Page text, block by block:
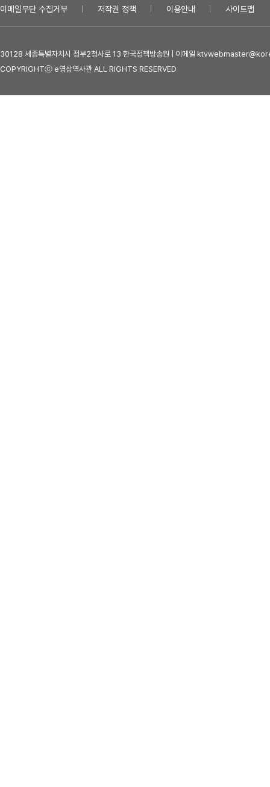
이메일무단 수집거부 저작권 정책 이용안내 사이트맵
30128 세종특별자치시 정부2청사로 13 한국정책방송원 | 이메일
COPYRIGHTⓒ e영상역사관 ALL RIGHTS RESERVED